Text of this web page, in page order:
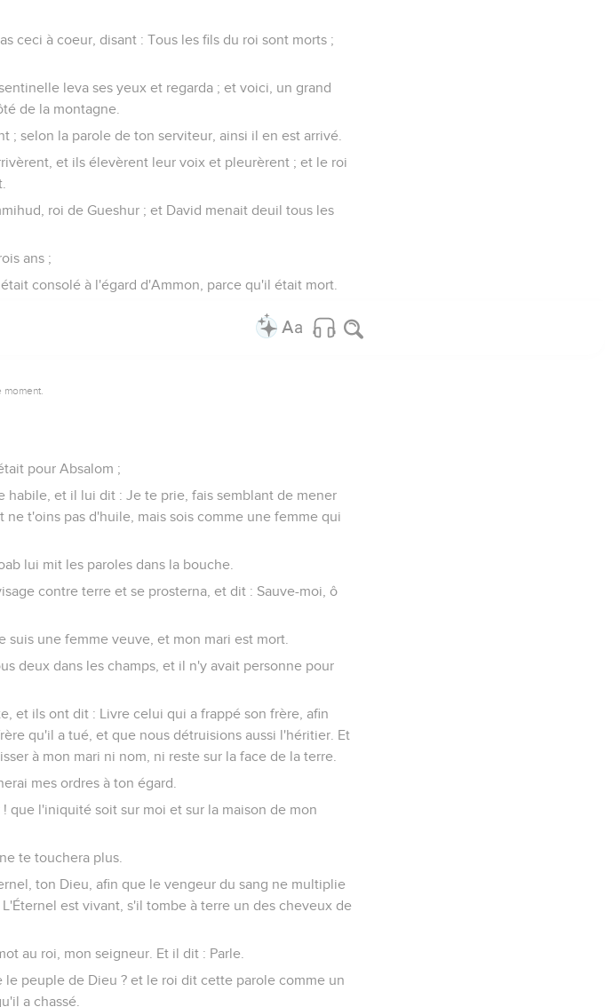
ceci à coeur, disant : Tous les fils du roi sont morts ;
leva ses yeux et regarda ; et voici, un grand
de la montagne.
; selon la parole de ton serviteur, ainsi il en est arrivé.
et ils élevèrent leur voix et pleurèrent ; et le roi
roi de Gueshur ; et David menait deuil tous les
ans ;
consolé à l'égard d'Ammon, parce qu'il était mort.
pour Absalom ;
habile, et il lui dit : Je te prie, fais semblant de mener
t'oins pas d'huile, mais sois comme une femme qui
lui mit les paroles dans la bouche.
contre terre et se prosterna, et dit : Sauve-moi, ô
une femme veuve, et mon mari est mort.
deux dans les champs, et il n'y avait personne pour
et ils ont dit : Livre celui qui a frappé son frère, afin
qu'il a tué, et que nous détruisions aussi l'héritier. Et
à mon mari ni nom, ni reste sur la face de la terre.
mes ordres à ton égard.
que l'iniquité soit sur moi et sur la maison de mon
te touchera plus.
ton Dieu, afin que le vengeur du sang ne multiplie
est vivant, s'il tombe à terre un des cheveux de
au roi, mon seigneur. Et il dit : Parle.
peuple de Dieu ? et le roi dit cette parole comme un
a chassé.